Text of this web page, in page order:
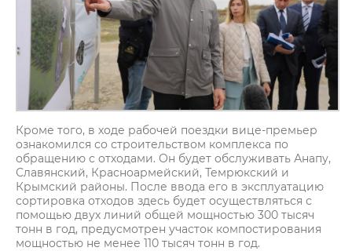
Кроме того, в ходе рабочей поездки вице-премьер
ознакомился со строительством комплекса по
обращению с отходами. Он будет обслуживать Анапу,
Славянский, Красноармейский, Темрюкский и
Крымский районы. После ввода его в эксплуатацию
сортировка отходов здесь будет осуществляться с
помощью двух линий общей мощностью 300 тысяч
тонн в год, предусмотрен участок компостирования
мощностью не менее 110 тысяч тонн в год.